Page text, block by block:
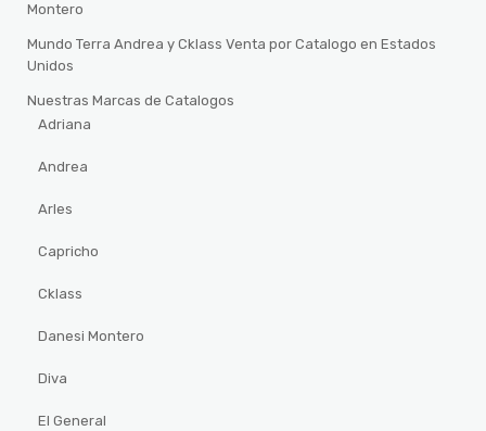
Montero
Mundo Terra Andrea y Cklass Venta por Catalogo en Estados
Unidos
Nuestras Marcas de Catalogos
Adriana
Andrea
Arles
Capricho
Cklass
Danesi Montero
Diva
El General